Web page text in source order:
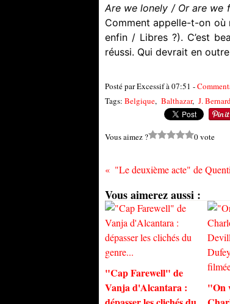
Are we lonely / Or are we
Comment appelle-t-on où
enfin / Libres ?). C’est
réussi. Qui devrait en
Posté par Excessif à 07:51 -
Tags: Belgique, Balthazar, J.
Vous aimez ? 0 vote
Vous aimerez aussi :
"Cap Farewell" de
Vanja d'Alcantara :
"On